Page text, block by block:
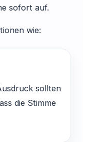
sofort auf.
wie:
sollten
die Stimme